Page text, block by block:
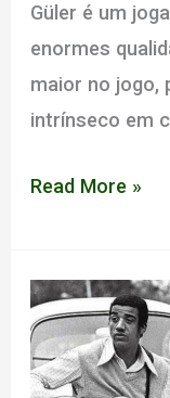
Güler é um
enormes
maior no jogo,
intrínseco em
Quando
desafiou
Descartes
Read More »